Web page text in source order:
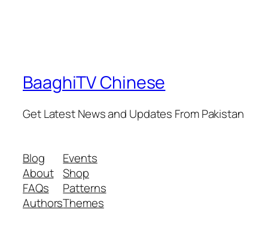
BaaghiTV Chinese
Get Latest News and Updates From Pakistan
Blog
About
FAQs
Authors
Events
Shop
Patterns
Themes